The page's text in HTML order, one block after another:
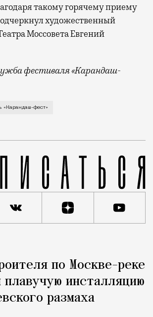
такому горячему приему
художественный
Моссовета Евгений
фестиваля «Карандаш-
маленькая Старица в
«Карандаш-фест»
по Москве-реке
плавучую инсталляцию
размаха